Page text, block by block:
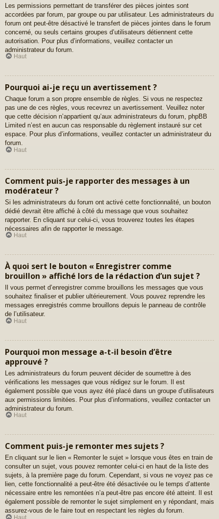
Les permissions permettant de transférer des pièces jointes sont
accordées par forum, par groupe ou par utilisateur. Les administrateurs du
forum ont peut-être désactivé le transfert de pièces jointes dans le forum
concerné, ou seuls certains groupes d’utilisateurs détiennent cette
autorisation. Pour plus d’informations, veuillez contacter un
administrateur du forum.
Haut
Pourquoi ai-je reçu un avertissement ?
Chaque forum a son propre ensemble de règles. Si vous ne respectez
pas une de ces règles, vous recevrez un avertissement. Veuillez noter
que cette décision n’appartient qu’aux administrateurs du forum, phpBB
Limited n’est en aucun cas responsable du règlement instauré sur cet
espace. Pour plus d’informations, veuillez contacter un administrateur du
forum.
Haut
Comment puis-je rapporter des messages à un
modérateur ?
Si les administrateurs du forum ont activé cette fonctionnalité, un bouton
dédié devrait être affiché à côté du message que vous souhaitez
rapporter. En cliquant sur celui-ci, vous trouverez toutes les étapes
nécessaires afin de rapporter le message.
Haut
À quoi sert le bouton « Enregistrer comme
brouillon » affiché lors de la rédaction d’un sujet ?
Il vous permet d’enregistrer comme brouillons les messages que vous
souhaitez finaliser et publier ultérieurement. Vous pouvez reprendre les
messages enregistrés comme brouillons depuis le panneau de contrôle
de l’utilisateur.
Haut
Pourquoi mon message a-t-il besoin d’être
approuvé ?
Les administrateurs du forum peuvent décider de soumettre à des
vérifications les messages que vous rédigez sur le forum. Il est
également possible que vous ayez été placé dans un groupe d’utilisateurs
aux permissions limitées. Pour plus d’informations, veuillez contacter un
administrateur du forum.
Haut
Comment puis-je remonter mes sujets ?
En cliquant sur le lien « Remonter le sujet » lorsque vous êtes en train de
consulter un sujet, vous pouvez remonter celui-ci en haut de la liste des
sujets, à la première page du forum. Cependant, si vous ne voyez pas ce
lien, cette fonctionnalité a peut-être été désactivée ou le temps d’attente
nécessaire entre les remontées n’a peut-être pas encore été atteint. Il est
également possible de remonter le sujet simplement en y répondant, mais
assurez-vous de le faire tout en respectant les règles du forum.
Haut